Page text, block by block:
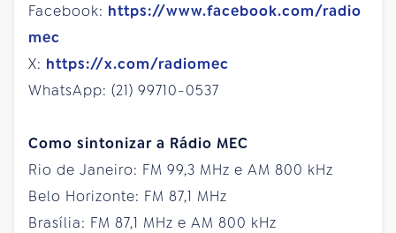
Facebook: https://www.facebook.com/radio
mec
X: https://x.com/radiomec
WhatsApp: (21) 99710-0537
Como sintonizar a Rádio MEC
Rio de Janeiro: FM 99,3 MHz e AM 800 kHz
Belo Horizonte: FM 87,1 MHz
Brasília: FM 87,1 MHz e AM 800 kHz